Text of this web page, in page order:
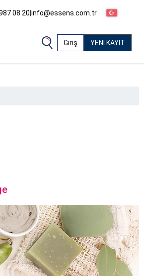
08 20|info@essens.com.tr
Giriş YENİ KAYIT